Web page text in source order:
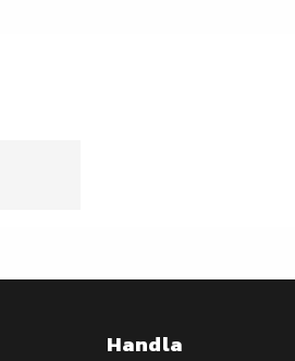
Handla